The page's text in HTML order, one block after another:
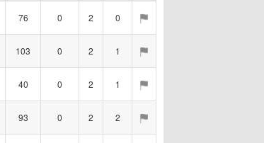
76 0 2 0
103 0 2 1
40 0 2 1
93 0 2 2